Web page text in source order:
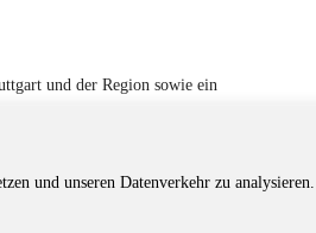
und unseren Datenverkehr zu analysieren.
und der Region sowie ein